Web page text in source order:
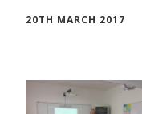
20TH MARCH 2017